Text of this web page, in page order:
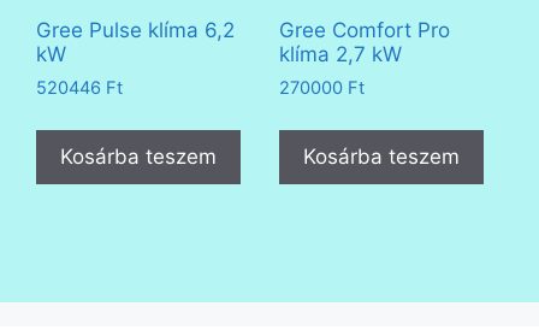
Gree Pulse klíma 6,2
kW
520446 Ft
Kosárba teszem
Gree Comfort Pro
klíma 2,7 kW
270000 Ft
Kosárba teszem